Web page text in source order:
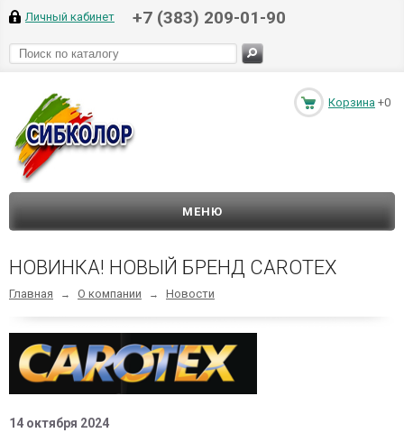
Личный кабинет +7 (383) 209-01-90
Корзина +0
МЕНЮ
НОВИНКА! НОВЫЙ БРЕНД CAROTEX
Главная → О компании → Новости
14 октября 2024